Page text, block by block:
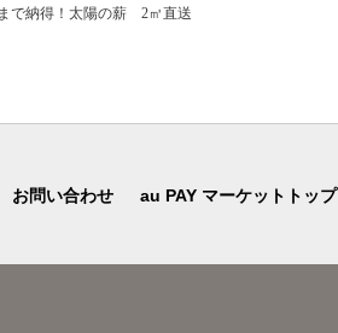
で納得！太陽の薪 2㎥直送
お問い合わせ au PAY マーケットトップ